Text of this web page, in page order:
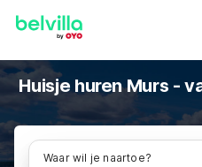
Huisje huren Murs -
Waar wil je naartoe?